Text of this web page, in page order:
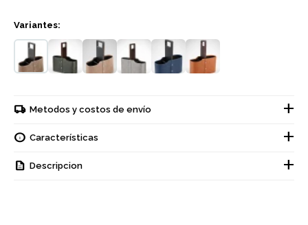
Variantes:
Metodos y costos de envío
Características
Descripcion